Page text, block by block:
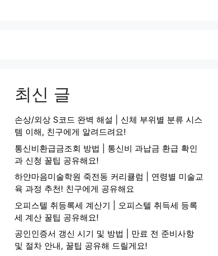
최신 글
손상/외상 S코드 완벽 해설 | 신체 부위별 분류 시스
템 이해, 친구에게 알려드려요!
통신비환급금조회 방법 | 통신비 과납금 환급 확인
과 신청 꿀팁 공유해요!
하얀마음미술학원 죽전동 커리큘럼 | 연령별 미술교
육 과정 추천! 친구에게 공유해요
오피스텔 취등록세 계산기 | 오피스텔 취득세 등록
세 계산 꿀팁 공유해요!
공인인증서 갱신 시기 및 방법 | 만료 전 준비사항
및 절차 안내, 꿀팁 공유해 드릴게요!